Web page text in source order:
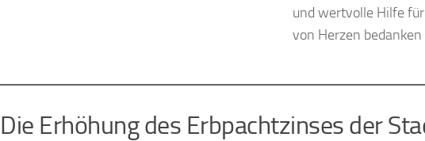
und wertvolle Hilfe
von Herzen bedanken
Die Erhöhung des Erbpachtzinses der